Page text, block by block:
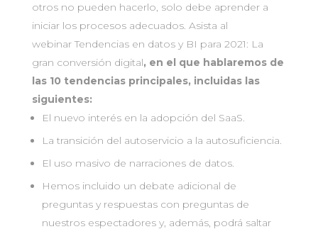
otros no pueden hacerlo, solo debe aprender a
iniciar los procesos adecuados. Asista al
webinar Tendencias en datos y BI para 2021: La
gran conversión digital, en el que hablaremos de
las 10 tendencias principales, incluidas las
siguientes:
El nuevo interés en la adopción del SaaS.
La transición del autoservicio a la autosuficiencia.
El uso masivo de narraciones de datos.
Hemos incluido un debate adicional de
preguntas y respuestas con preguntas de
nuestros espectadores y, además, podrá saltar